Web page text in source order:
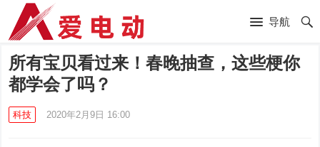
导航
所有宝贝看过来！春晚抽查，这些梗你
都学会了吗？
科技 2020年2月9日 16:00